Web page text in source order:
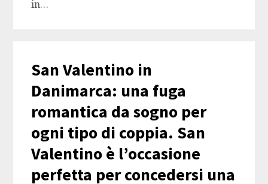
in…
San Valentino in
Danimarca: una fuga
romantica da sogno per
ogni tipo di coppia. San
Valentino è l’occasione
perfetta per concedersi una